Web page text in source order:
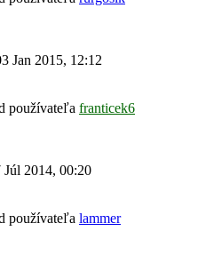
Jan 2015, 12:12
používateľa franticek6
Júl 2014, 00:20
používateľa lammer